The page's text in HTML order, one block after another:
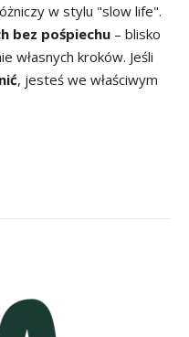
w stylu "slow life".
bez pośpiechu – blisko
własnych kroków. Jeśli
, jesteś we właściwym